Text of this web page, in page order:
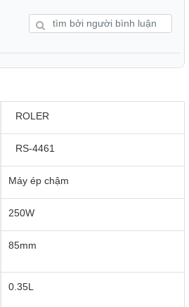
ROLER
RS-4461
Máy ép chậm
250W
85mm
0.35L